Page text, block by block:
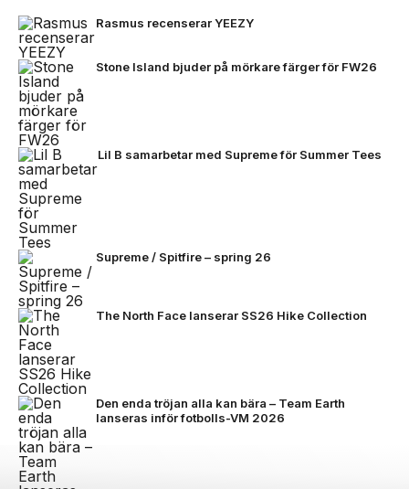
Rasmus recenserar YEEZY
Stone Island bjuder på mörkare färger för FW26
Lil B samarbetar med Supreme för Summer Tees
Supreme / Spitfire – spring 26
The North Face lanserar SS26 Hike Collection
Den enda tröjan alla kan bära – Team Earth
lanseras inför fotbolls-VM 2026